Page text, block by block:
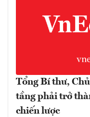
Tổng Bí thư,
tầng phải trở
chiến lược